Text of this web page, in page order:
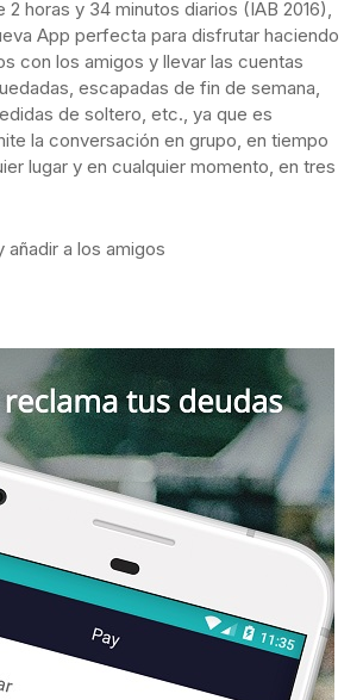
horas y 34 minutos diarios (IAB 2016),
App perfecta para disfrutar haciendo
con los amigos y llevar las cuentas
escapadas de fin de semana,
de soltero, etc., ya que es
la conversación en grupo, en tiempo
lugar y en cualquier momento, en tres
añadir a los amigos